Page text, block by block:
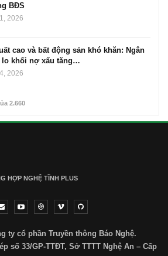
BĐS
2026
cao và bất động sản khó khăn: Ngân
lo khối nợ xấu tăng…
2026
2.660
HỢP NGHỆ TĨNH PLUS
ty cổ phần Truyền thông Báo Nghệ.
số 33/GP-TTĐT, Sở TTTT Nghệ An – Cấp